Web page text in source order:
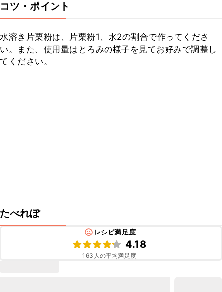
コツ・ポイント
水溶き片栗粉は、片栗粉1、水2の割合で作ってくださ
い。また、使用量はとろみの様子を見てお好みで調整し
てください。
たべれぽ
レシピ満足度
4.18
163 人の平均満足度